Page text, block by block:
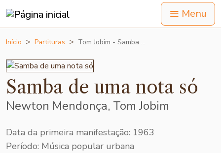
Menu
Início Partituras Tom Jobim - Samba …
Samba de uma nota só
Newton Mendonça, Tom Jobim
Data da primeira manifestação: 1963
Período: Música popular urbana